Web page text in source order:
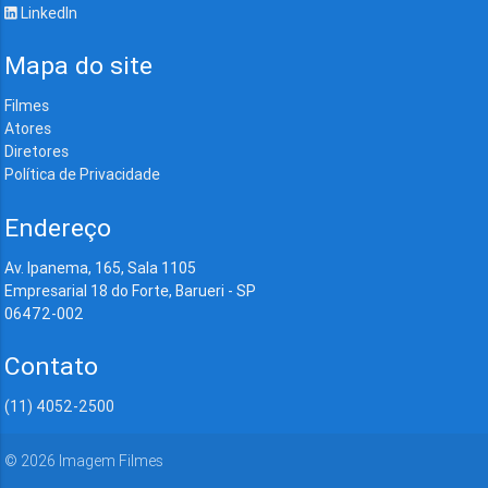
LinkedIn
Mapa do site
Filmes
Atores
Diretores
Política de Privacidade
Endereço
Av. Ipanema, 165, Sala 1105
Empresarial 18 do Forte, Barueri - SP
06472-002
Contato
(11) 4052-2500
© 2026 Imagem Filmes